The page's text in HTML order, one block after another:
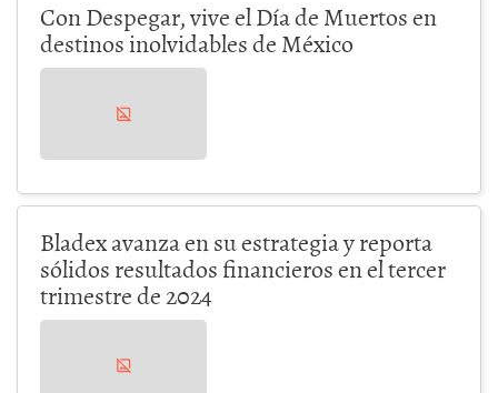
Con Despegar, vive el Día de Muertos en
destinos inolvidables de México
Bladex avanza en su estrategia y reporta
sólidos resultados financieros en el tercer
trimestre de 2024